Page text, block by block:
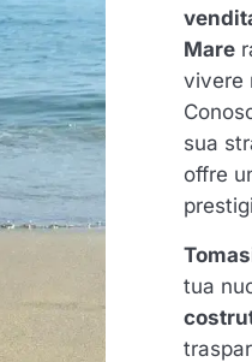
Mare
vivere
sua
offre
tua